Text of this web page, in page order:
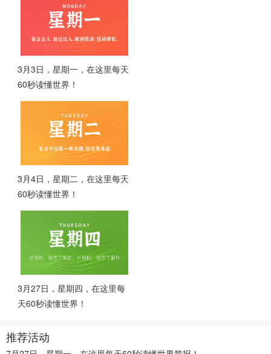
3月3日，星期一，在这里每天
60秒读懂世界！
3月4日，星期二，在这里每天
60秒读懂世界！
3月27日，星期四，在这里每
天60秒读懂世界！
推荐活动